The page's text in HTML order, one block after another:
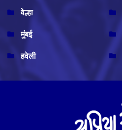
वेल्हा
मुंबई
हवेली